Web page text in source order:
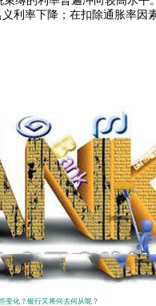
利率下降；在扣除通胀率因
化？银行又将何去何从呢？